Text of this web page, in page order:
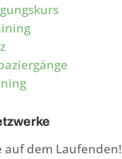
auf dem Laufenden!